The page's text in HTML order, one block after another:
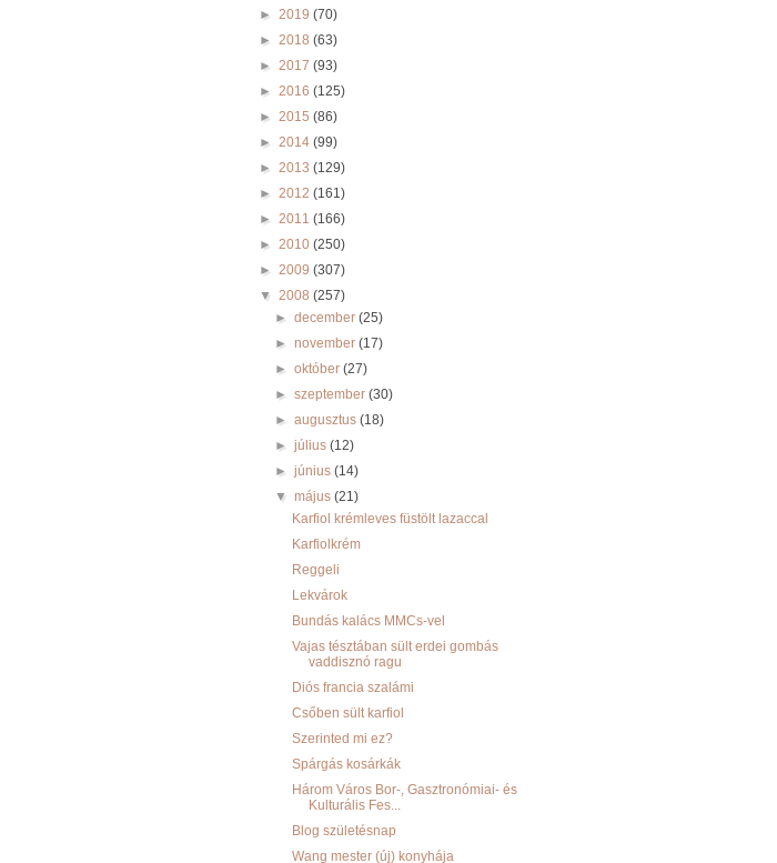
► 2019 (70)
► 2018 (63)
► 2017 (93)
► 2016 (125)
► 2015 (86)
► 2014 (99)
► 2013 (129)
► 2012 (161)
► 2011 (166)
► 2010 (250)
► 2009 (307)
▼ 2008 (257)
►december(25)
►november(17)
►október(27)
►szeptember(30)
►augusztus(18)
►július(12)
►június(14)
▼május(21)
Karfiol krémleves füstölt lazaccal
Karfiolkrém
Reggeli
Lekvárok
Bundás kalács MMCs-vel
Vajas tésztában sült erdei gombás
vaddisznó ragu
Diós francia szalámi
Csőben sült karfiol
Szerinted mi ez?
Spárgás kosárkák
Három Város Bor-, Gasztronómiai- és
Kulturális Fes...
Blog születésnap
Wang mester (új) konyhája